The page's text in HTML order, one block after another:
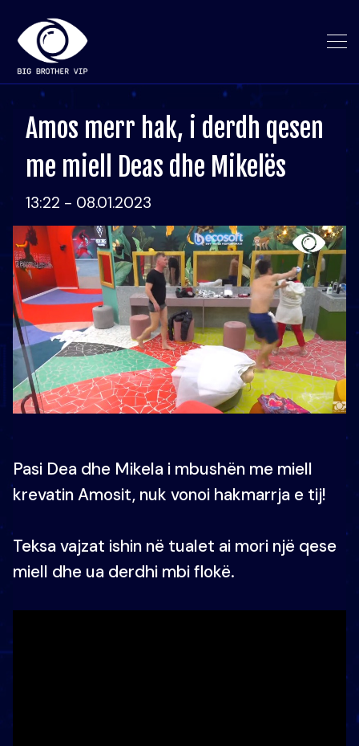
Amos merr hak, i derdh qesen
me miell Deas dhe Mikelës
13:22 - 08.01.2023
Pasi Dea dhe Mikela i mbushën me miell
krevatin Amosit, nuk vonoi hakmarrja e tij!
Teksa vajzat ishin në tualet ai mori një qese
miell dhe ua derdhi mbi flokë.